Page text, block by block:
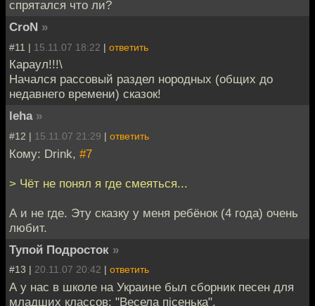
спрятался что ли?
CroN »
#11 | 15.11.07 18:22 | ответить
Караул!!!\
Начался рассовый раздел нородных (общих до
недавнего времени) сказок!
leha »
#12 | 15.11.07 21:29 | ответить
Кому: Drink, #7
> Чёт не понял я где смеяться...
А и не где. Эту сказку у меня ребёнок (4 года) очень
любит.
Тупой Подросток »
#13 | 20.11.07 20:42 | ответить
А у нас в школе на Украине был сборник песен для
младших классов: "Весела пiсенька".